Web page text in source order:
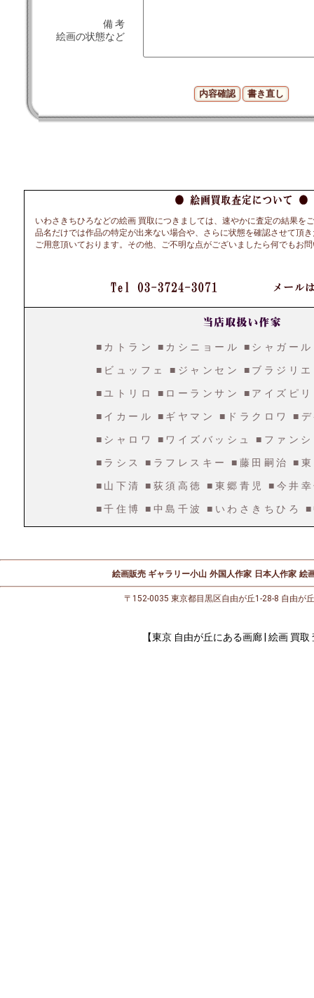
備 考
絵画の状態など
いわさきちひろなどの絵画 買取につきましては、速やかに査定の結果を
品名だけでは作品の特定が出来ない場合や、さらに状態を確認させて頂
ご用意頂いております。その他、ご不明な点がございましたら何でもお
■カトラン ■カシニョール ■シャガール
■ビュッフェ ■ジャンセン ■ブラジリエ
■ユトリロ ■ローランサン ■アイズピリ
■イカール ■ギヤマン ■ドラクロワ ■
■シャロワ ■ワイズバッシュ ■ファン
■ラシス ■ラフレスキー ■藤田嗣治 ■
■山下清 ■荻須高徳 ■東郷青児 ■今井
■千住博 ■中島千波 ■いわさきちひろ
絵画販売 ギャラリー小山 外国人作家 日本人作家 絵
〒152-0035 東京都目黒区自由が丘1-28-8 自由が
【東京 自由が丘にある画廊 | 絵画 買取